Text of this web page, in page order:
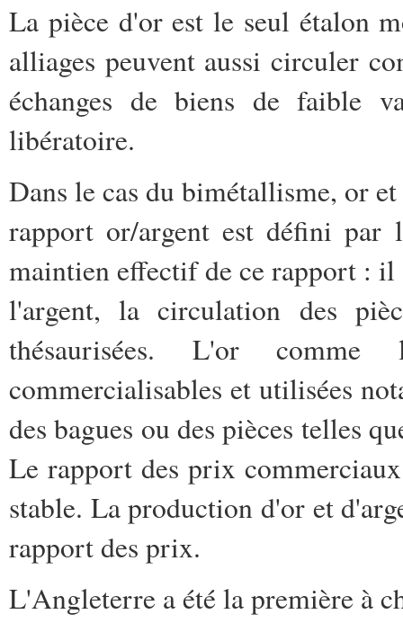
La pièce d'or est le seul étalon
alliages peuvent aussi circuler
échanges de biens de faible
libératoire.
Dans le cas du bimétallisme, or
rapport or/argent est défini par
maintien effectif de ce rapport :
l'argent, la circulation des
thésaurisées. L'or comme
commercialisables et utilisées
des bagues ou des pièces telles
Le rapport des prix
stable. La production d'or et
rapport des prix.
L'Angleterre a été la première à